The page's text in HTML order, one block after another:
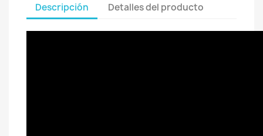
Descripción Detalles del producto